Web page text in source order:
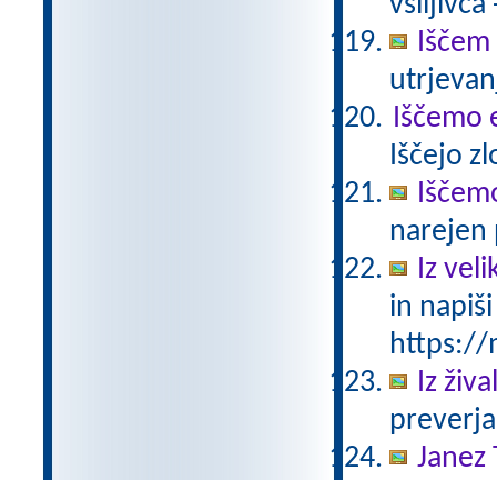
Iščemo
Iščejo
narejen
Iz
in
https://
Iz
Janez